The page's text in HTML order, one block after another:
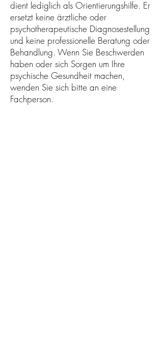
dient lediglich als Orientierungshilfe. Er
ersetzt keine ärztliche oder
psychotherapeutische Diagnosestellung
und keine professionelle Beratung oder
Behandlung. Wenn Sie Beschwerden
haben oder sich Sorgen um Ihre
psychische Gesundheit machen,
wenden Sie sich bitte an eine
Fachperson.